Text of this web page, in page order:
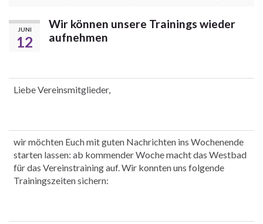
JUNI
12
Wir können unsere Trainings wieder
aufnehmen
Liebe Vereinsmitglieder,
wir möchten Euch mit guten Nachrichten ins Wochenende
starten lassen: ab kommender Woche macht das Westbad
für das Vereinstraining auf. Wir konnten uns folgende
Trainingszeiten sichern: